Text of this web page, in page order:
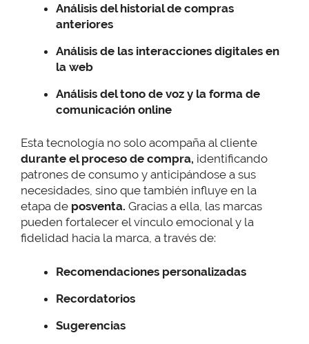
Análisis del historial de compras
anteriores
Análisis de las interacciones digitales en
la web
Análisis del tono de voz y la forma de
comunicación online
Esta tecnología no solo acompaña al cliente
durante el proceso de compra, identificando
patrones de consumo y anticipándose a sus
necesidades, sino que también influye en la
etapa de posventa. Gracias a ella, las marcas
pueden fortalecer el vínculo emocional y la
fidelidad hacia la marca, a través de:
Recomendaciones personalizadas
Recordatorios
Sugerencias